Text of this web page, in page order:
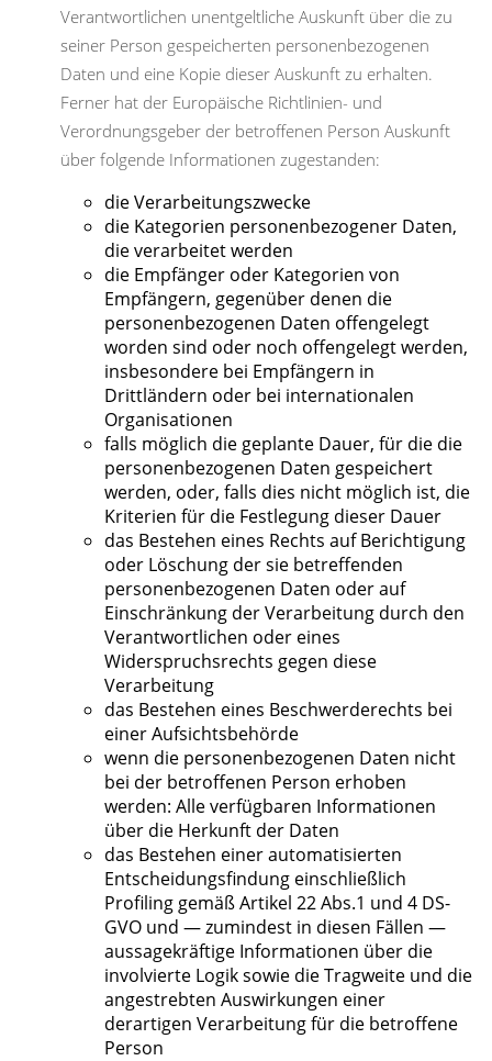
Verantwortlichen unentgeltliche Auskunft über die zu
seiner Person gespeicherten personenbezogenen
Daten und eine Kopie dieser Auskunft zu erhalten.
Ferner hat der Europäische Richtlinien- und
Verordnungsgeber der betroffenen Person Auskunft
über folgende Informationen zugestanden:
die Verarbeitungszwecke
die Kategorien personenbezogener Daten,
die verarbeitet werden
die Empfänger oder Kategorien von
Empfängern, gegenüber denen die
personenbezogenen Daten offengelegt
worden sind oder noch offengelegt werden,
insbesondere bei Empfängern in
Drittländern oder bei internationalen
Organisationen
falls möglich die geplante Dauer, für die die
personenbezogenen Daten gespeichert
werden, oder, falls dies nicht möglich ist, die
Kriterien für die Festlegung dieser Dauer
das Bestehen eines Rechts auf Berichtigung
oder Löschung der sie betreffenden
personenbezogenen Daten oder auf
Einschränkung der Verarbeitung durch den
Verantwortlichen oder eines
Widerspruchsrechts gegen diese
Verarbeitung
das Bestehen eines Beschwerderechts bei
einer Aufsichtsbehörde
wenn die personenbezogenen Daten nicht
bei der betroffenen Person erhoben
werden: Alle verfügbaren Informationen
über die Herkunft der Daten
das Bestehen einer automatisierten
Entscheidungsfindung einschließlich
Profiling gemäß Artikel 22 Abs.1 und 4 DS-
GVO und — zumindest in diesen Fällen —
aussagekräftige Informationen über die
involvierte Logik sowie die Tragweite und die
angestrebten Auswirkungen einer
derartigen Verarbeitung für die betroffene
Person